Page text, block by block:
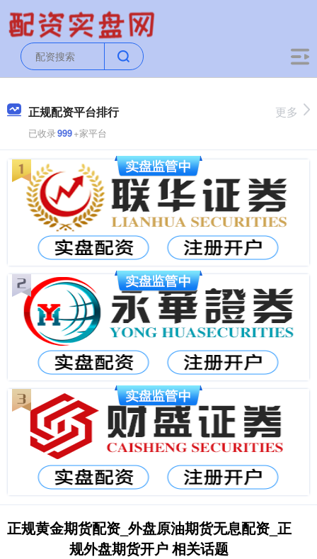
正规配资平台排行
已收录999+家平台
更多
正规黄金期货配资_外盘原油期货无息配资_正
规外盘期货开户 相关话题